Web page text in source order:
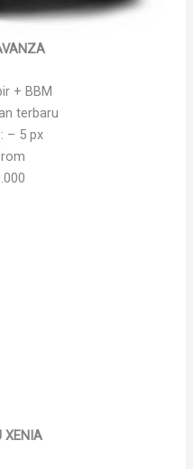
+ BBM
terbaru
– 5 px
XENIA